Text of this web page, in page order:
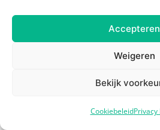
Accepteren
Weigeren
Bekijk
CookiebeleidPrivacy